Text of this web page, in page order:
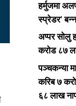
हर्मुजमा
स्प्रेडर’
अप्पर सोलु
करोड ८७
पञ्चकन्या
करिब ७
६८ लाख